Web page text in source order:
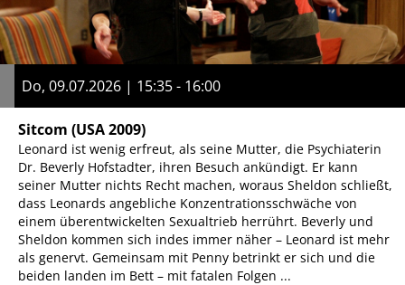
Do, 09.07.2026 | 15:35 - 16:00
Sitcom (USA 2009)
Leonard ist wenig erfreut, als seine Mutter, die Psychiaterin
Dr. Beverly Hofstadter, ihren Besuch ankündigt. Er kann
seiner Mutter nichts Recht machen, woraus Sheldon schließt,
dass Leonards angebliche Konzentrationsschwäche von
einem überentwickelten Sexualtrieb herrührt. Beverly und
Sheldon kommen sich indes immer näher – Leonard ist mehr
als genervt. Gemeinsam mit Penny betrinkt er sich und die
beiden landen im Bett – mit fatalen Folgen ...